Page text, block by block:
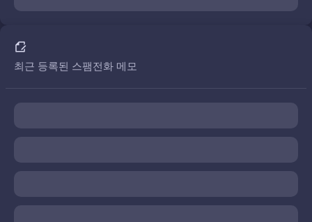
최근 등록된 스팸전화 메모